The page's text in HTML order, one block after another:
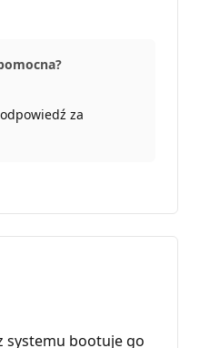
za
systemu bootuje go